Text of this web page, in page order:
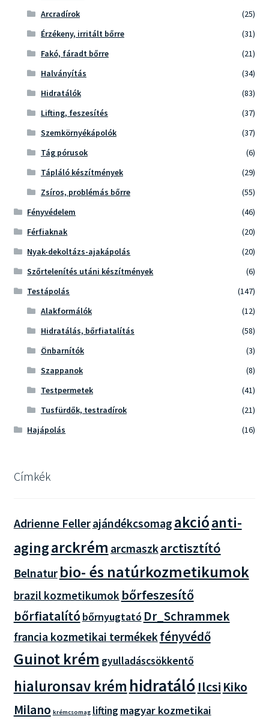
Arcradírok
(25)
Érzékeny, irritált bőrre
(31)
Fakó, fáradt bőrre
(21)
Halványítás
(34)
Hidratálók
(83)
Lifting, feszesítés
(37)
Szemkörnyékápolók
(37)
Tág pórusok
(6)
Tápláló készítmények
(29)
Zsíros, problémás bőrre
(55)
Fényvédelem
(46)
Férfiaknak
(20)
Nyak-dekoltázs-ajakápolás
(20)
Szőrtelenítés utáni készítmények
(6)
Testápolás
(147)
Alakformálók
(12)
Hidratálás, bőrfiatalítás
(58)
Önbarnítók
(3)
Szappanok
(8)
Testpermetek
(41)
Tusfürdők, testradírok
(21)
Hajápolás
(16)
Címkék
Adrienne Fellerajándékcsomag akcióanti-
agingarckrém arcmaszkarctisztító
Belnatur bio- és natúrkozmetikumok
brazil kozmetikumok bőrfeszesítő
bőrfiatalító bőrnyugtató Dr_Schrammek
francia kozmetikai termékekfényvédő
Guinot krém gyulladáscsökkentő
hialuronsav krémhidratáló Ilcsi Kiko
Milano krémcsomag lifting magyar kozmetikai